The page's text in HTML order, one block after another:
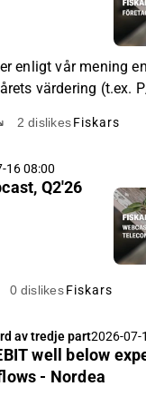
enligt vår mening
värdering (t.ex.
2dislikesFiskars
16 08:00
Q2'26
0 dislikes Fiskars
av tredje part2026-07-
well below
- Nordea